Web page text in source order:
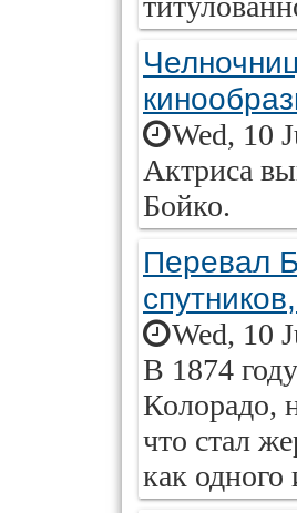
Wed, 10
Актриса
Бойко.
Перевал
Wed, 10
В 1874
Колорадо,
что стал
как